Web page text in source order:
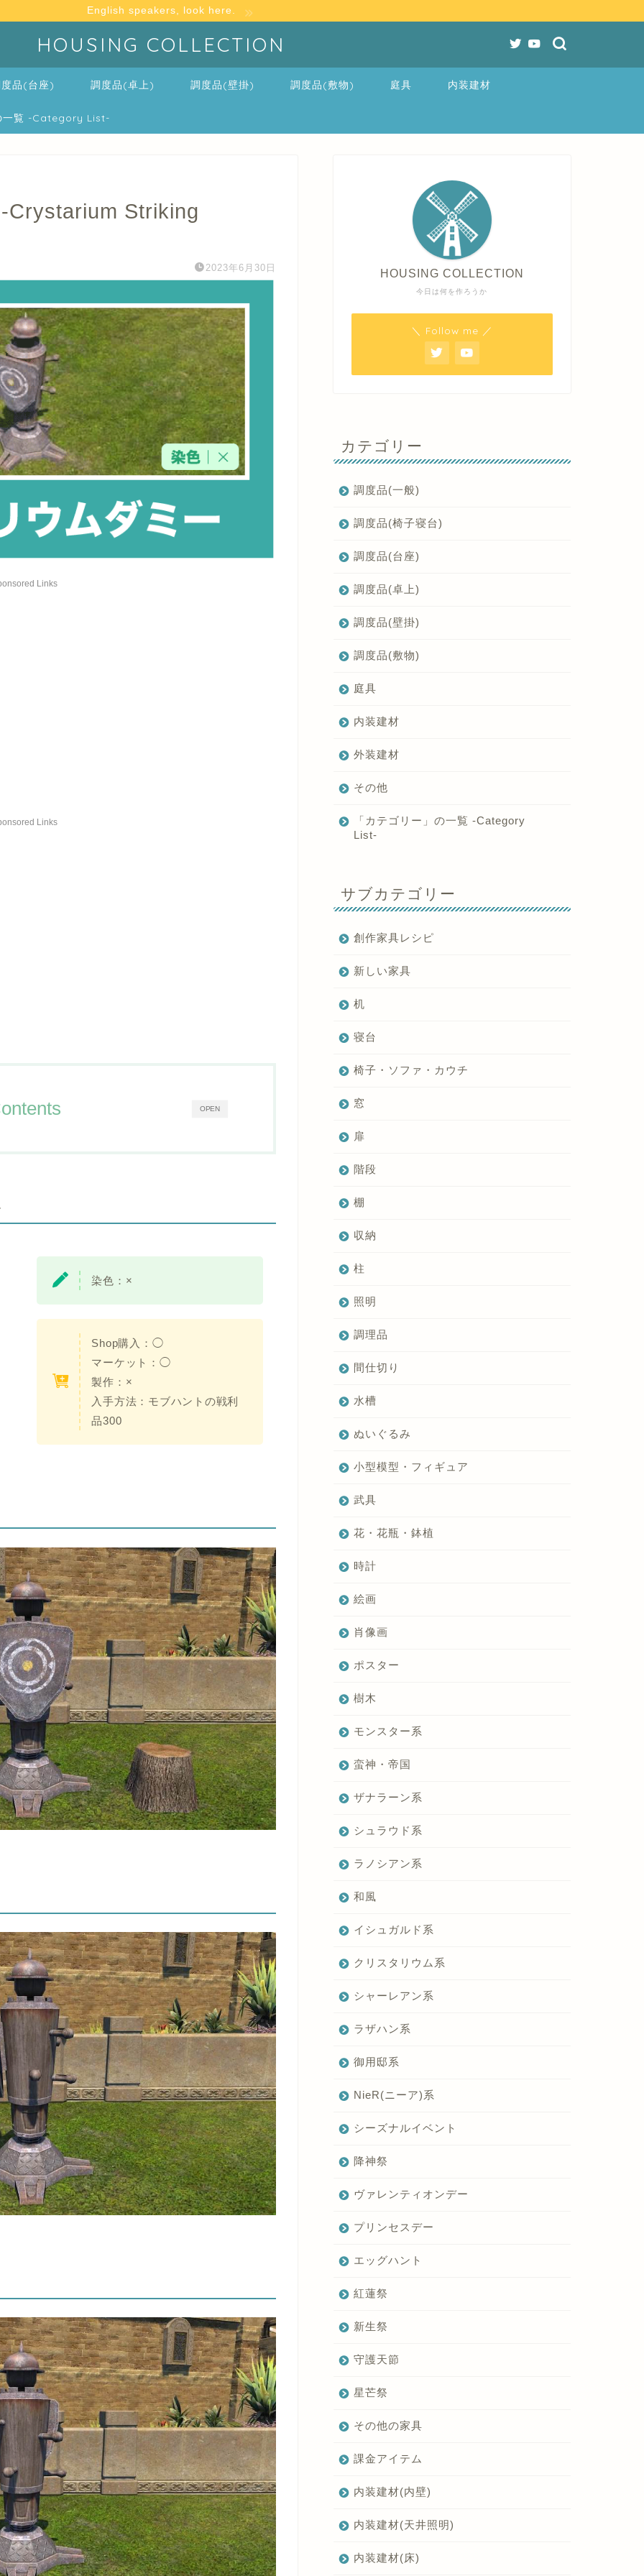
English speakers, look here.
HOUSING COLLECTION
品(台座) 調度品(卓上) 調度品(壁掛) 調度品(敷物) 庭具 内装建材
一覧 -Category List-
Crystarium Striking
2023年6月30日
Links
Links
OPEN
染色： ×
Shop購入： ◯
マーケット： ◯
製作： ×
入手方法：モブハントの戦利
品300
今日は何を作ろうか
HOUSING COLLECTION
＼ Follow me ／
カテゴリー
調度品(一般)
調度品(椅子寝台)
調度品(台座)
調度品(卓上)
調度品(壁掛)
調度品(敷物)
庭具
内装建材
外装建材
その他
「カテゴリー」の一覧 -Category
List-
サブカテゴリー
創作家具レシピ
新しい家具
机
寝台
椅子・ソファ・カウチ
窓
扉
階段
棚
収納
柱
照明
調理品
間仕切り
水槽
ぬいぐるみ
小型模型・フィギュア
武具
花・花瓶・鉢植
時計
絵画
肖像画
ポスター
樹木
モンスター系
蛮神・帝国
ザナラーン系
シュラウド系
ラノシアン系
和風
イシュガルド系
クリスタリウム系
シャーレアン系
ラザハン系
御用邸系
NieR(ニーア)系
シーズナルイベント
降神祭
ヴァレンティオンデー
プリンセスデー
エッグハント
紅蓮祭
新生祭
守護天節
星芒祭
その他の家具
課金アイテム
内装建材(内壁)
内装建材(天井照明)
内装建材(床)